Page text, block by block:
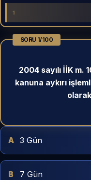
1
SORU 1/100
2004 sayılı İİK m.
kanuna aykırı
A 3 Gün
B 7 Gün